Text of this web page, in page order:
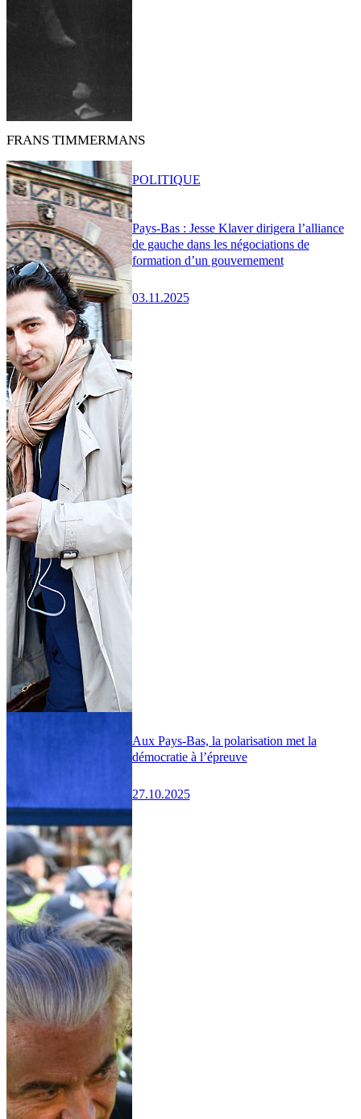
FRANS TIMMERMANS
Pays-Bas : Jesse Klaver dirigera l’alliance
de gauche dans les négociations de
formation d’un gouvernement
03.11.2025
POLITIQUE
Aux Pays-Bas, la polarisation met la
démocratie à l’épreuve
27.10.2025